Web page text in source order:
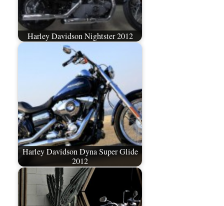
Harley Davidson Nightster 2012
Harley Davidson Dyna Super Glide
2012